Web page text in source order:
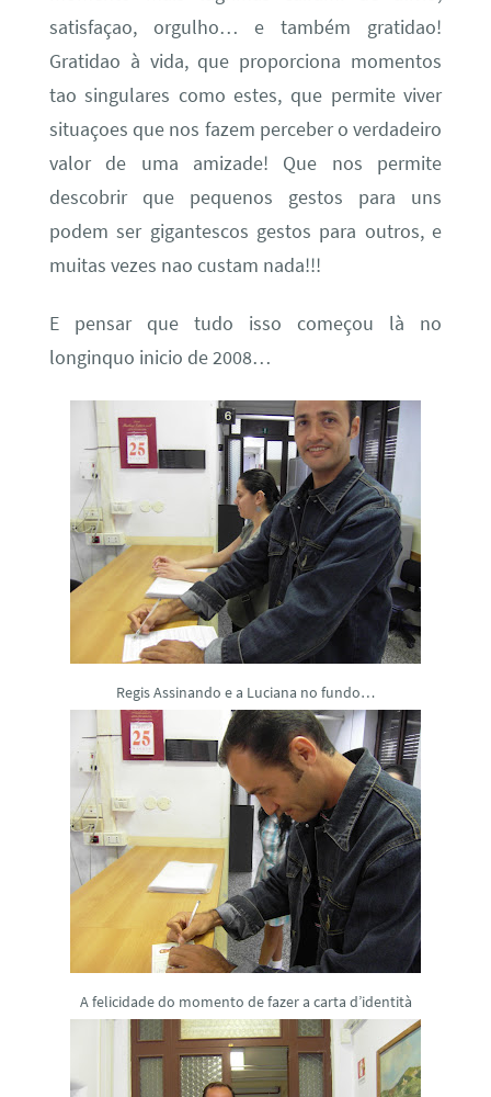
satisfaçao, orgulho… e também gratidao!
Gratidao à vida, que proporciona momentos
tao singulares como estes, que permite viver
situaçoes que nos fazem perceber o verdadeiro
valor de uma amizade! Que nos permite
descobrir que pequenos gestos para uns
podem ser gigantescos gestos para outros, e
muitas vezes nao custam nada!!!
E pensar que tudo isso começou là no
longinquo inicio de 2008…
Regis Assinando e a Luciana no fundo…
A felicidade do momento de fazer a carta d’identità